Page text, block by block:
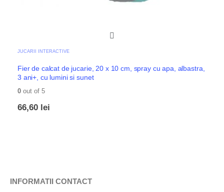
JUCARII INTERACTIVE
Fier de calcat de jucarie, 20 x 10 cm, spray cu apa, albastra,
3 ani+, cu lumini si sunet
0 out of 5
66,60 lei
INFORMATII CONTACT